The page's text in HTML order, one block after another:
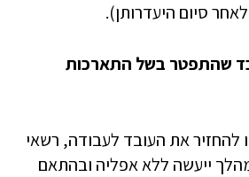
שהתפטר בשל התארכות
להחזיר את העובד לעבודה, רשאי
ייעשה ללא אפליה ובהתאם